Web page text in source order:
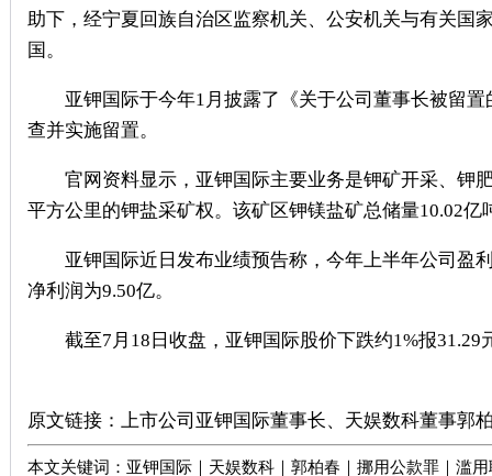
助下，经宁夏回族自治区监察机关、公安机关与有关国
国。
亚钾国际于今年1月披露了《关于公司董事长被留置
查并实施留置。
官网资料显示，亚钾国际主要业务是钾矿开采、钾
平方公里的钾盐采矿权。该矿区钾镁盐矿总储量10.02
亚钾国际近日发布业绩预告称，今年上半年公司盈利
净利润为9.50亿。
截至7月18日收盘，亚钾国际股价下跌约1%报31.29
原文链接： 上市公司亚钾国际董事长、天娱数科董事郭
本文关键词：亚钾国际｜天娱数科｜郭柏春｜挪用公款罪｜滥用